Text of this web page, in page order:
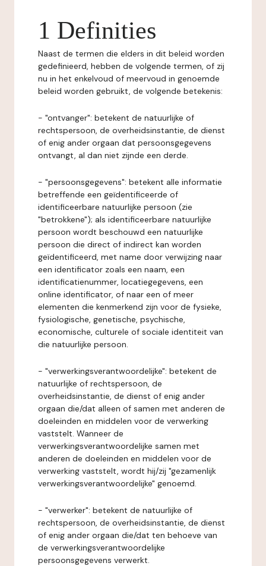
1 Definities
Naast de termen die elders in dit beleid worden
gedefinieerd, hebben de volgende termen, of zij
nu in het enkelvoud of meervoud in genoemde
beleid worden gebruikt, de volgende betekenis:
- "ontvanger": betekent de natuurlijke of
rechtspersoon, de overheidsinstantie, de dienst
of enig ander orgaan dat persoonsgegevens
ontvangt, al dan niet zijnde een derde.
- "persoonsgegevens": betekent alle informatie
betreffende een geïdentificeerde of
identificeerbare natuurlijke persoon (zie
"betrokkene"); als identificeerbare natuurlijke
persoon wordt beschouwd een natuurlijke
persoon die direct of indirect kan worden
geïdentificeerd, met name door verwijzing naar
een identificator zoals een naam, een
identificatienummer, locatiegegevens, een
online identificator, of naar een of meer
elementen die kenmerkend zijn voor de fysieke,
fysiologische, genetische, psychische,
economische, culturele of sociale identiteit van
die natuurlijke persoon.
- "verwerkingsverantwoordelijke": betekent de
natuurlijke of rechtspersoon, de
overheidsinstantie, de dienst of enig ander
orgaan die/dat alleen of samen met anderen de
doeleinden en middelen voor de verwerking
vaststelt. Wanneer de
verwerkingsverantwoordelijke samen met
anderen de doeleinden en middelen voor de
verwerking vaststelt, wordt hij/zij "gezamenlijk
verwerkingsverantwoordelijke" genoemd.
- "verwerker": betekent de natuurlijke of
rechtspersoon, de overheidsinstantie, de dienst
of enig ander orgaan die/dat ten behoeve van
de verwerkingsverantwoordelijke
persoonsgegevens verwerkt.